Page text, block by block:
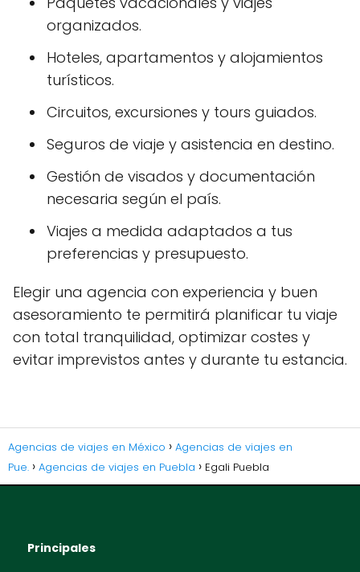
organizados.
Hoteles, apartamentos y alojamientos
turísticos.
Circuitos, excursiones y tours guiados.
Seguros de viaje y asistencia en destino.
Gestión de visados y documentación
necesaria según el país.
Viajes a medida adaptados a tus
preferencias y presupuesto.
Elegir una agencia con experiencia y buen
asesoramiento te permitirá planificar tu viaje
con total tranquilidad, optimizar costes y
evitar imprevistos antes y durante tu estancia.
Agencias de viajes en México
Agencias de viajes en
Pue.
Agencias de viajes en Puebla Egali Puebla
Principales